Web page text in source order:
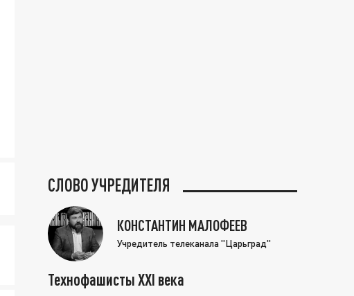
СЛОВО УЧРЕДИТЕЛЯ
КОНСТАНТИН МАЛОФЕЕВ
Учредитель телеканала "Царьград"
Технофашисты XXI века